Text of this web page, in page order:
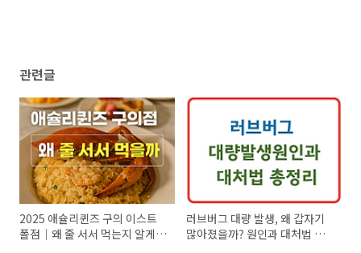
관련글
2025 애슐리퀸즈 구의 이스트
폴점｜왜 줄 서서 먹는지 알게
러브버그 대량 발생, 왜 갑자기
많아졌을까? 원인과 대처법 총